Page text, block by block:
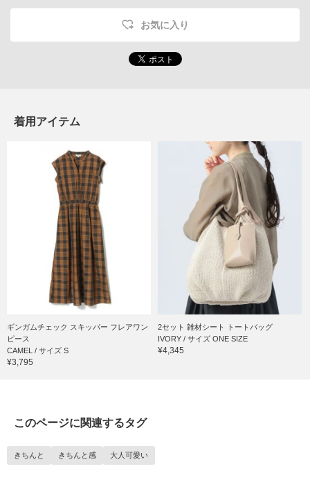
お気に入り
着用アイテム
ギンガムチェック スキッパー フレアワン
ピース
CAMEL / サイズ S
¥3,795
2セット 雑材シート トートバッグ
IVORY / サイズ ONE SIZE
¥4,345
このページに関連するタグ
きちんと きちんと感 大人可愛い